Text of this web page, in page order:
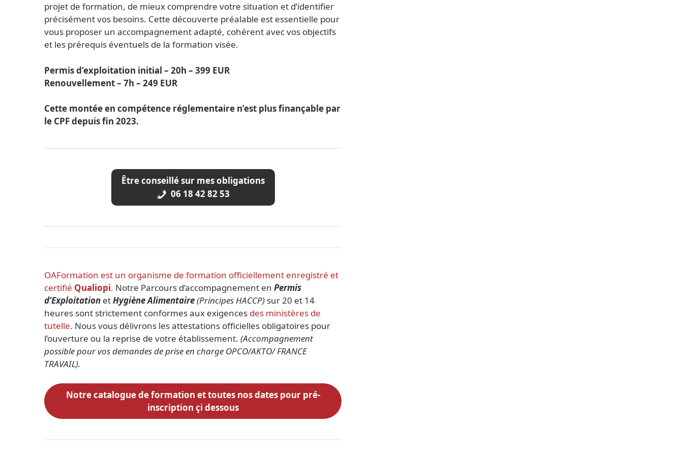
projet de formation, de mieux comprendre votre situation et d’identifier
précisément vos besoins. Cette découverte préalable est essentielle pour
vous proposer un accompagnement adapté, cohérent avec vos objectifs
et les prérequis éventuels de la formation visée.
Permis d’exploitation initial – 20h – 399 EUR
Renouvellement – 7h – 249 EUR
Cette montée en compétence réglementaire n’est plus finançable par
le CPF depuis fin 2023.
Être conseillé sur mes obligations
06 18 42 82 53
OAFormation est un organisme de formation officiellement enregistré et
certifié Qualiopi. Notre Parcours d’accompagnement en Permis
d’Exploitation etHygiène Alimentaire(Principes HACCP) sur 20 et 14
heures sont strictement conformes aux exigences des ministères de
tutelle. Nous vous délivrons les attestations officielles obligatoires pour
l’ouverture ou la reprise de votre établissement. (Accompagnement
possible pour vos demandes de prise en charge OPCO/AKTO/ FRANCE
TRAVAIL).
Notre catalogue de formation et toutes nos dates pour pré-
inscription çi dessous